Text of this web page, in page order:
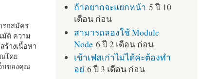
รถสมัคร
มัติ ความ
ร้างเนื้อหา
ณโดย
บของคุณ
ถ้าอยากจะแยกหน้า 5 ปี 10
เดือน ก่อน
สามารถลองใช้ Module
Node 6 ปี 2 เดือน ก่อน
เข้าเฟสเก่าไม่ได้ค่ะต้องทำ
อย่ 6 ปี 3 เดือน ก่อน